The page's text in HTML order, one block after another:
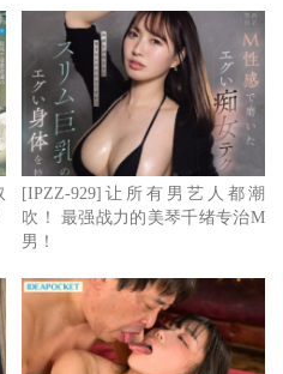
状况，一切交给男艺人发挥就
交时的笑容十分迷人，小妹妹
导演比较好拍，更不用说在后
卖力地摇ー
以对这位新人，我认为是大有
她不比江南四大才子差的〜
[IPZZ-929]让所有男艺人都潮
吹！ 最强战力的美琴千绪专治M
男！